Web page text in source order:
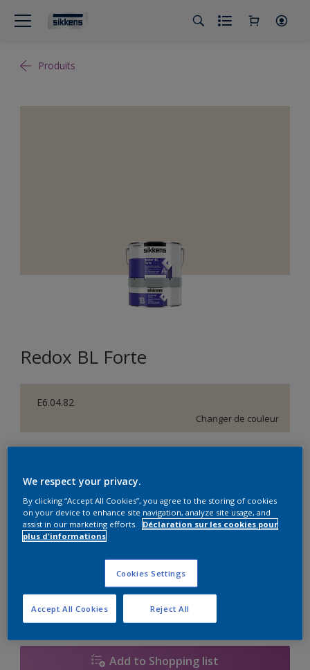
Produits
Redox BL Forte
E6.04.82
Changer de couleur
Quantité Calculateur de peinture
Ce produit n'est pas destiné à la vente en ligne et ne
peut être acheté que dans des magasins sélectionnés.
Add to Shopping list
We respect your privacy.
By clicking “Accept All Cookies”, you agree to the storing of cookies
on your device to enhance site navigation, analyze site usage, and
assist in our marketing efforts.
Déclaration sur les cookies pour
plus d'informations
Cookies Settings
Reject All
Accept All Cookies